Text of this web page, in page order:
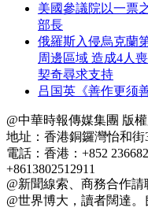
美國參議院以一票
部長
俄羅斯入侵烏克蘭
周邊區域 造成4人
契奇尋求支持
吕国英《善作更须
@中華時報傳媒集團 版
地址：香港銅鑼灣怡和街
電話：香港：+852
+8613802512911
@新聞線索、商務合作請
@世界博大，讀者闊達。